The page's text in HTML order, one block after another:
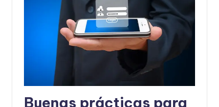
Buenas prácticas para